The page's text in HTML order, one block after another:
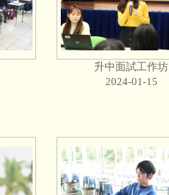
升中面試工作坊
2024-01-15